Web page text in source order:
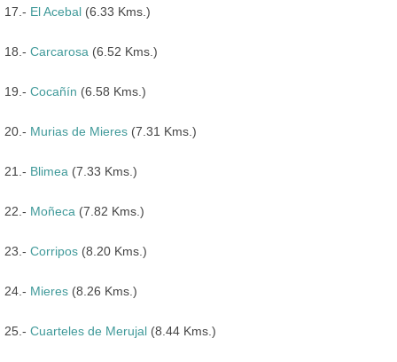
17.- El Acebal (6.33 Kms.)
18.- Carcarosa (6.52 Kms.)
19.- Cocañín (6.58 Kms.)
20.- Murias de Mieres (7.31 Kms.)
21.- Blimea (7.33 Kms.)
22.- Moñeca (7.82 Kms.)
23.- Corripos (8.20 Kms.)
24.- Mieres (8.26 Kms.)
25.- Cuarteles de Merujal (8.44 Kms.)